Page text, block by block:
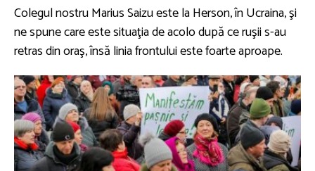
Colegul nostru Marius Saizu este la Herson, în Ucraina, şi
ne spune care este situaţia de acolo după ce ruşii s-au
retras din oraş, însă linia frontului este foarte aproape.